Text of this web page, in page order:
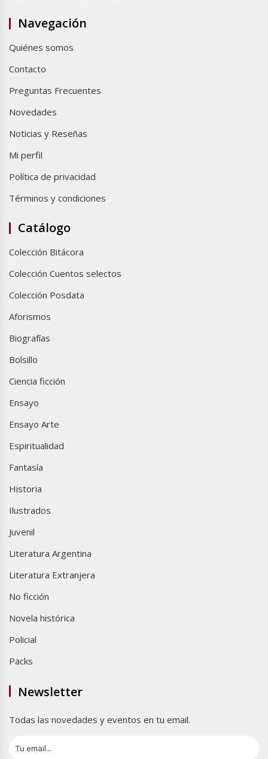
Navegación
Quiénes somos
Contacto
Preguntas Frecuentes
Novedades
Noticias y Reseñas
Mi perfil
Política de privacidad
Términos y condiciones
Catálogo
Colección Bitácora
Colección Cuentos selectos
Colección Posdata
Aforismos
Biografías
Bolsillo
Ciencia ficción
Ensayo
Ensayo Arte
Espiritualidad
Fantasía
Historia
Ilustrados
Juvenil
Literatura Argentina
Literatura Extranjera
No ficción
Novela histórica
Policial
Packs
Newsletter
Todas las novedades y eventos en tu email.